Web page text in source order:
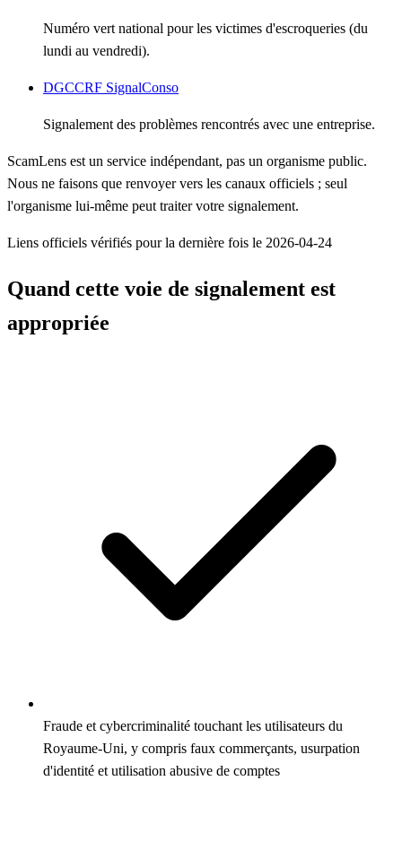
Numéro vert national pour les victimes d'escroqueries (du
lundi au vendredi).
DGCCRF SignalConso
Signalement des problèmes rencontrés avec une entreprise.
ScamLens est un service indépendant, pas un organisme public.
Nous ne faisons que renvoyer vers les canaux officiels ; seul
l'organisme lui-même peut traiter votre signalement.
Liens officiels vérifiés pour la dernière fois le 2026-04-24
Quand cette voie de signalement est
appropriée
Fraude et cybercriminalité touchant les utilisateurs du
Royaume-Uni, y compris faux commerçants, usurpation
d'identité et utilisation abusive de comptes